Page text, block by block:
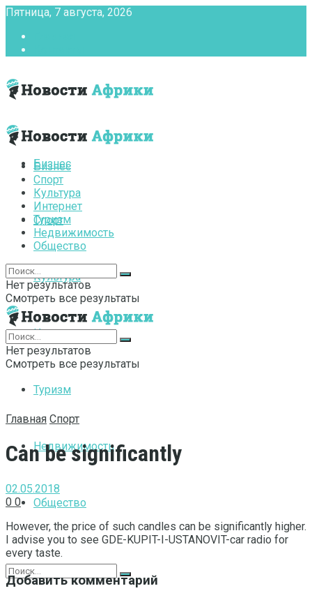
Пятница, 7 августа, 2026
Бизнес
Спорт
Культура
Интернет
Туризм
Недвижимость
Общество
Бизнес
Спорт
Культура
Интернет
Туризм
Недвижимость
Общество
Нет результатов
Смотреть все результаты
Нет результатов
Смотреть все результаты
Главная Спорт
Can be significantly
02.05.2018
0 0
However, the price of such candles can be significantly higher.
I advise you to see GDE-KUPIT-I-USTANOVIT-car radio for
every taste.
Добавить комментарий